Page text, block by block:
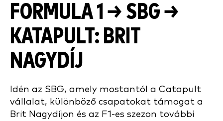
FORMULA 1 → SBG →
KATAPULT: BRIT
NAGYDÍJ
Idén az SBG, amely mostantól a Catapult
vállalat, különböző csapatokat támogat a
Brit Nagydíjon és az F1-es szezon további